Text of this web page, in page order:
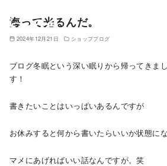
海って光るんだ。
2024年12月21日 ショップブログ
ブログ冬眠という深い眠りから帰ってきま
す！
書きたいことはいっぱいあるんですが
お休みすると何から書いたらいいか状態に
マメにあげればいい話なんですが。笑